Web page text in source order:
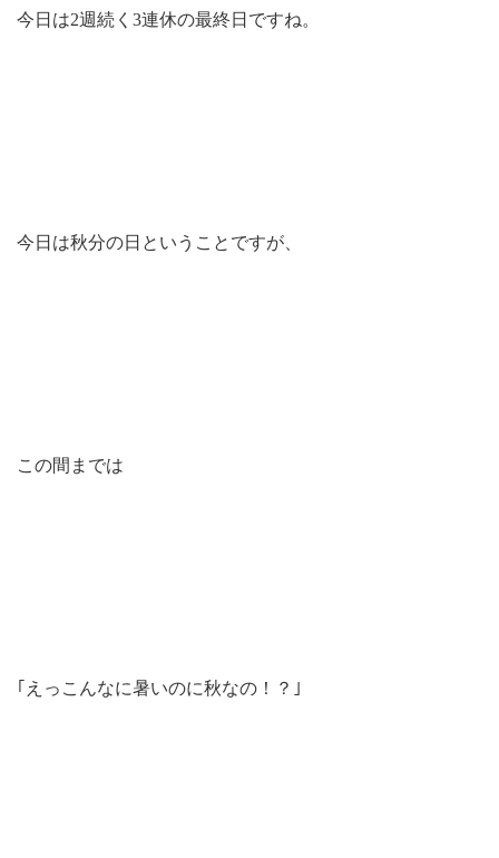
今日は2週続く3連休の最終日ですね。
今日は秋分の日ということですが、
この間までは
｢えっこんなに暑いのに秋なの！？｣